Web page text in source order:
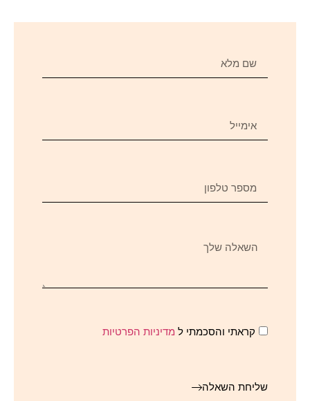
קראתי והסכמתי ל מדיניות הפרטיות
שליחת השאלה